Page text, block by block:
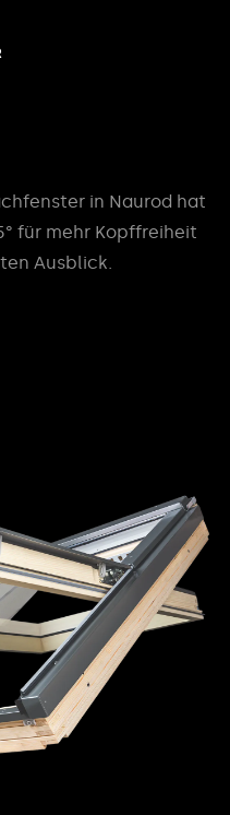
in Naurod hat
für mehr Kopffreiheit
Ausblick.